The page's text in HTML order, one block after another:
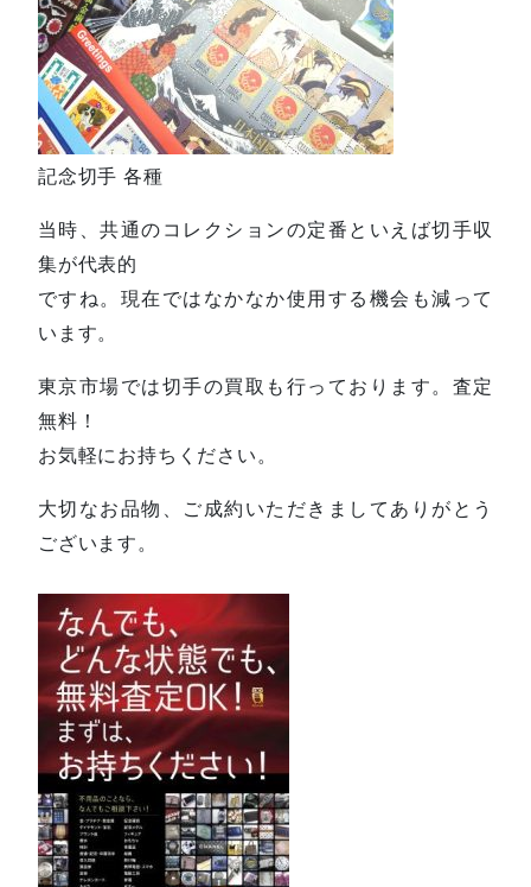
記念切手 各種
当時、共通のコレクションの定番といえば切手収
集が代表的
ですね。現在ではなかなか使用する機会も減って
います。
東京市場では切手の買取も行っております。査定
無料！
お気軽にお持ちください。
大切なお品物、ご成約いただきましてありがとう
ございます。